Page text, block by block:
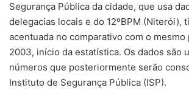
Segurança Pública da cidade, que usa
delegacias locais e do 12ºBPM (Niterói),
acentuada no comparativo com o
2003, início da estatística. Os dados são
números que posteriormente serão
Instituto de Segurança Pública (ISP).